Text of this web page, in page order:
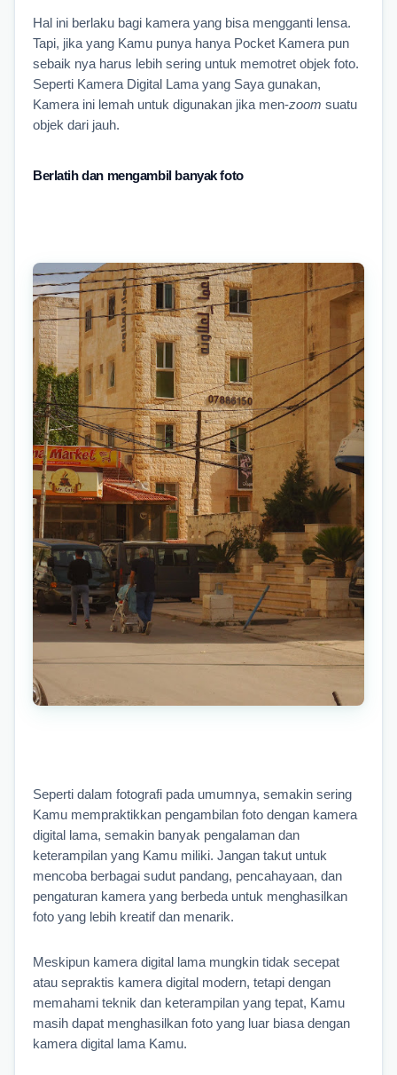
Hal ini berlaku bagi kamera yang bisa mengganti lensa.
Tapi, jika yang Kamu punya hanya Pocket Kamera pun
sebaik nya harus lebih sering untuk memotret objek foto.
Seperti Kamera Digital Lama yang Saya gunakan,
Kamera ini lemah untuk digunakan jika men-zoom suatu
objek dari jauh.
Berlatih dan mengambil banyak foto
Seperti dalam fotografi pada umumnya, semakin sering
Kamu mempraktikkan pengambilan foto dengan kamera
digital lama, semakin banyak pengalaman dan
keterampilan yang Kamu miliki. Jangan takut untuk
mencoba berbagai sudut pandang, pencahayaan, dan
pengaturan kamera yang berbeda untuk menghasilkan
foto yang lebih kreatif dan menarik.
Meskipun kamera digital lama mungkin tidak secepat
atau sepraktis kamera digital modern, tetapi dengan
memahami teknik dan keterampilan yang tepat, Kamu
masih dapat menghasilkan foto yang luar biasa dengan
kamera digital lama Kamu.